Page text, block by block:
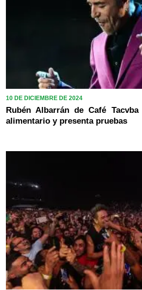
10 DE DICIEMBRE DE 2024
Rubén Albarrán de Café
alimentario y presenta pruebas